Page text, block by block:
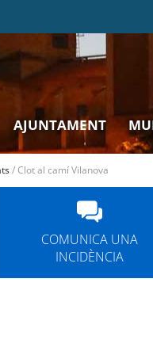
AJUNTAMENT
/Clot al camí Vilanova
COMUNICA UNA
INCIDÈNCIA